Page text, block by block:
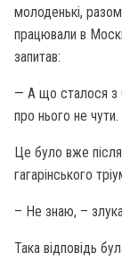
молоденькі,
працювали в
запитав:
— А що сталося з
про нього не чути.
Це було вже після
гагарінського
– Не знаю, –
Така відповідь